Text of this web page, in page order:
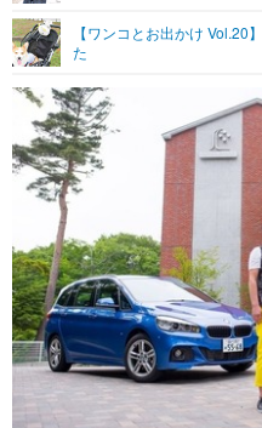
ショッピング
【ワンコとお出かけ
た